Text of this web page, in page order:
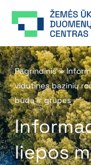
prie
Pagrindinis»
vidutines bazinių
būdą ir grupes
liepos